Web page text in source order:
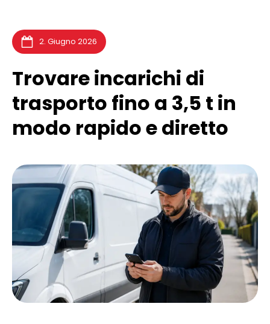
2. Giugno 2026
Trovare incarichi di
trasporto fino a 3,5 t in
modo rapido e diretto